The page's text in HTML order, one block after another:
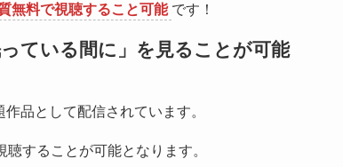
無料で視聴すること可能 です！
ている間に」 を見ることが可能
作品として配信されています。
することが可能となります。